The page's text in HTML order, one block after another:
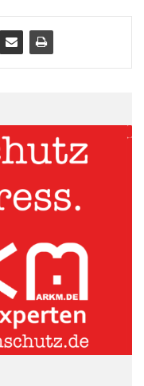
nicht. Das
dann
zur Betriebsstelle